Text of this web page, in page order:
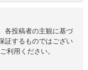
各投稿者の主観に基づ
証するものではござい
利用ください。